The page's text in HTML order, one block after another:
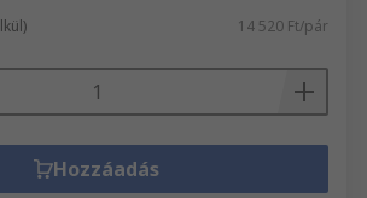
14 520 Ft/pár
Hozzáadás